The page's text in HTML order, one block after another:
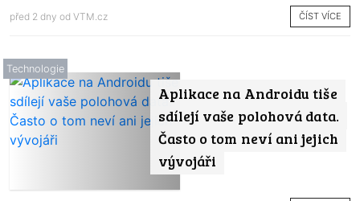
před 2 dny od VTM.cz ČÍST VÍCE
Aplikace na Androidu tiše
sdílejí vaše polohová data.
Často o tom neví ani jejich
vývojáři
Technologie